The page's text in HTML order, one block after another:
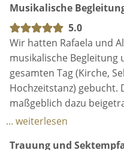
dafür! Nur weiter zu
Feedback von jedem
Musikalische
5.0
Wir hatten Rafaela und
musikalische Begleitung
gesamten Tag (Kirche,
Hochzeitstanz) gebucht.
maßgeblich dazu
wunderschön geworden
... weiterlesen
Trauung und